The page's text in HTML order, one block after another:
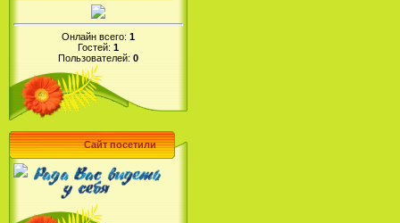
Онлайн всего: 1
Гостей: 1
Пользователей: 0
Сайт посетили